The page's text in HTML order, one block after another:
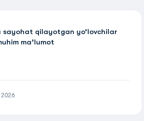
sayohat qilayotgan yo‘lovchilar
ma’lumot
2026